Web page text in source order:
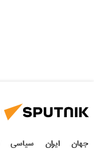
جهان ایران سیاسی